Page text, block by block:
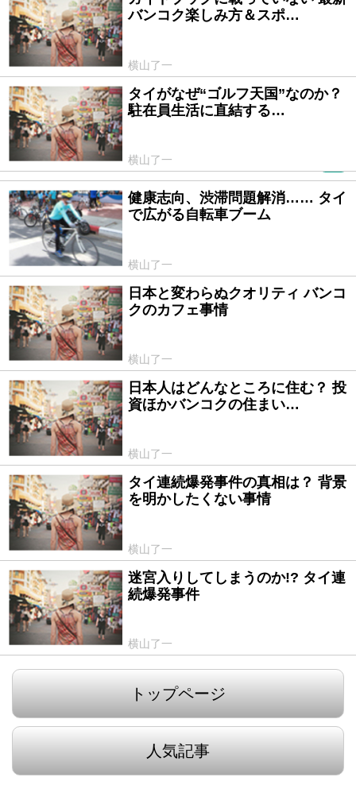
バンコク楽しみ方＆スポ…
横山了一
2015/11/29
タイがなぜ“ゴルフ天国”なのか？
駐在員生活に直結する…
横山了一
2015/11/08
健康志向、渋滞問題解消…… タイ
で広がる自転車ブーム
横山了一
2015/10/17
日本と変わらぬクオリティ バンコ
クのカフェ事情
横山了一
2015/09/24
日本人はどんなところに住む？ 投
資ほかバンコクの住まい…
横山了一
2015/09/08
タイ連続爆発事件の真相は？ 背景
を明かしたくない事情
横山了一
2015/08/25
迷宮入りしてしまうのか!? タイ連
続爆発事件
横山了一
トップページ
人気記事